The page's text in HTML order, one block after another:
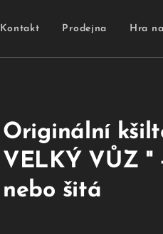
Kontakt Prodejna Hra
Originální
VELKÝ VŮZ "
nebo šitá